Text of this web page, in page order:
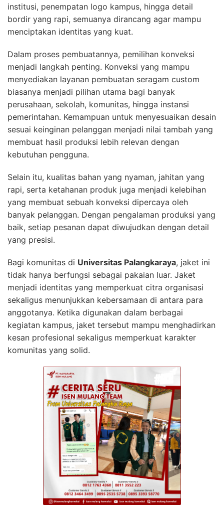
institusi, penempatan logo kampus, hingga detail
bordir yang rapi, semuanya dirancang agar mampu
menciptakan identitas yang kuat.
Dalam proses pembuatannya, pemilihan konveksi
menjadi langkah penting. Konveksi yang mampu
menyediakan layanan pembuatan seragam custom
biasanya menjadi pilihan utama bagi banyak
perusahaan, sekolah, komunitas, hingga instansi
pemerintahan. Kemampuan untuk menyesuaikan desain
sesuai keinginan pelanggan menjadi nilai tambah yang
membuat hasil produksi lebih relevan dengan
kebutuhan pengguna.
Selain itu, kualitas bahan yang nyaman, jahitan yang
rapi, serta ketahanan produk juga menjadi kelebihan
yang membuat sebuah konveksi dipercaya oleh
banyak pelanggan. Dengan pengalaman produksi yang
baik, setiap pesanan dapat diwujudkan dengan detail
yang presisi.
Bagi komunitas di Universitas Palangkaraya, jaket ini
tidak hanya berfungsi sebagai pakaian luar. Jaket
menjadi identitas yang memperkuat citra organisasi
sekaligus menunjukkan kebersamaan di antara para
anggotanya. Ketika digunakan dalam berbagai
kegiatan kampus, jaket tersebut mampu menghadirkan
kesan profesional sekaligus memperkuat karakter
komunitas yang solid.